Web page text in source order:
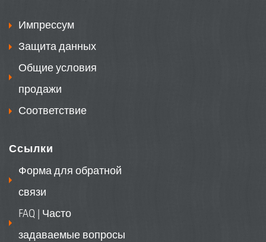
Импрессум
Защита данных
Общие условия
продажи
Соответствие
Ссылки
Форма для обратной
связи
FAQ | Часто
задаваемые вопросы